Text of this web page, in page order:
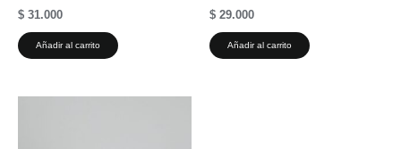
$ 31.000
Añadir al carrito
$ 29.000
Añadir al carrito